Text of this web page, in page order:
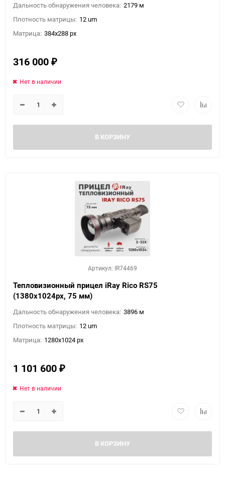
Дальность обнаружения человека: 2179 м
Плотность матрицы: 12 um
Матрица: 384x288 px
316 000 ₽
Нет в наличии
В КОРЗИНУ
Артикул: IR74469
Тепловизионный прицел iRay Rico RS75
(1380х1024px, 75 мм)
Дальность обнаружения человека: 3896 м
Плотность матрицы: 12 um
Матрица: 1280x1024 px
1 101 600 ₽
Нет в наличии
В КОРЗИНУ